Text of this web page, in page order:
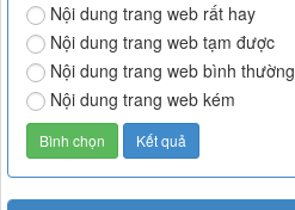
Nội dung trang web rất hay
Nội dung trang web tạm được
Nội dung trang web bình thường
Nội dung trang web kém